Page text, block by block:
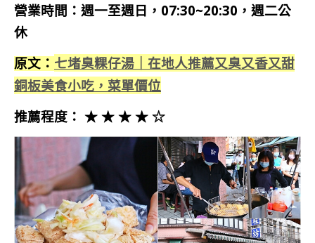
營業時間：週一至週日，07:30~20:30，週二公
休
原文： 七堵臭粿仔湯｜在地人推薦又臭又香又甜
銅板美食小吃，菜單價位
推薦程度： ★ ★ ★ ★ ☆